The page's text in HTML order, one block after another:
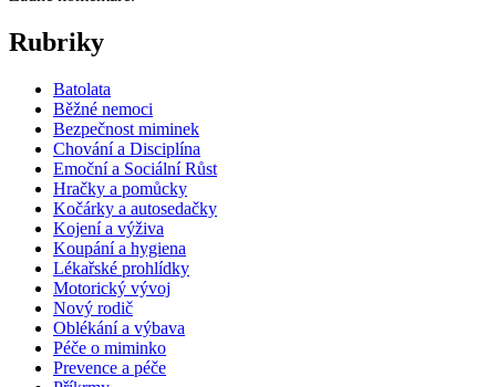
Rubriky
Batolata
Běžné nemoci
Bezpečnost miminek
Chování a Disciplína
Emoční a Sociální Růst
Hračky a pomůcky
Kočárky a autosedačky
Kojení a výživa
Koupání a hygiena
Lékařské prohlídky
Motorický vývoj
Nový rodič
Oblékání a výbava
Péče o miminko
Prevence a péče